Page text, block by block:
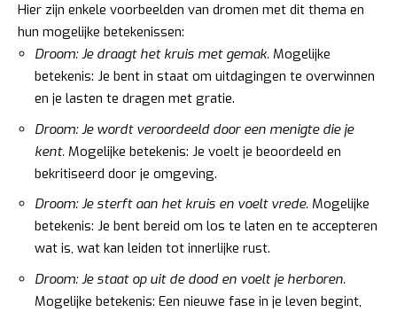
Hier zijn enkele voorbeelden van dromen met dit thema en
hun mogelijke betekenissen:
Droom: Je draagt het kruis met gemak. Mogelijke
betekenis: Je bent in staat om uitdagingen te overwinnen
en je lasten te dragen met gratie.
Droom: Je wordt veroordeeld door een menigte die je
kent. Mogelijke betekenis: Je voelt je beoordeeld en
bekritiseerd door je omgeving.
Droom: Je sterft aan het kruis en voelt vrede. Mogelijke
betekenis: Je bent bereid om los te laten en te accepteren
wat is, wat kan leiden tot innerlijke rust.
Droom: Je staat op uit de dood en voelt je herboren.
Mogelijke betekenis: Een nieuwe fase in je leven begint,